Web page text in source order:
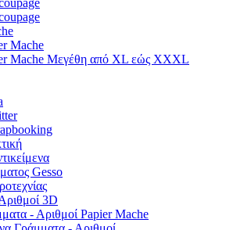
Mache
Mache Μεγέθη από XL εώς XXXL
Gesso
3D
- Αριθμοί Papier Mache